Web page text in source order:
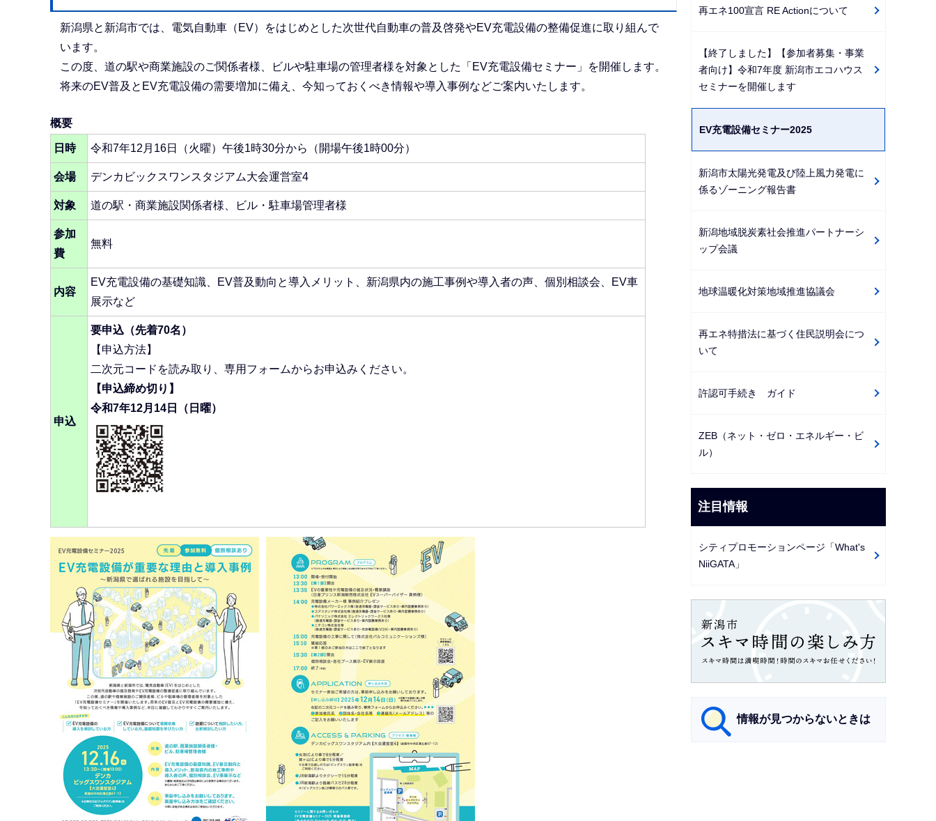
新潟県と新潟市では、電気自動車（EV）をはじめとした次世代自動車の普及啓発やEV充電設備の整備促進に取り組んで
います。
この度、道の駅や商業施設のご関係者様、ビルや駐車場の管理者様を対象とした「EV充電設備セミナー」を開催します。
将来のEV普及とEV充電設備の需要増加に備え、今知っておくべき情報や導入事例などご案内いたします。
概要
日時 令和7年12月16日（火曜）午後1時30分から（開場午後1時00分）
会場 デンカビックスワンスタジアム大会運営室4
対象 道の駅・商業施設関係者様、ビル・駐車場管理者様
参加
費
無料
内容
EV充電設備の基礎知識、EV普及動向と導入メリット、新潟県内の施工事例や導入者の声、個別相談会、EV車
展示など
申込
要申込（先着70名）
【申込方法】
二次元コードを読み取り、専用フォームからお申込みください。
【申込締め切り】
令和7年12月14日（日曜）
こ再エネ100宣言 RE Actionについて
【終了しました】【参加者募集・事業
者向け】令和7年度 新潟市エコハウス
セミナーを開催します
EV充電設備セミナー2025
新潟市太陽光発電及び陸上風力発電に
係るゾーニング報告書
新潟地域脱炭素社会推進パートナーシ
ップ会議
地球温暖化対策地域推進協議会
再エネ特措法に基づく住民説明会につ
いて
許認可手続き ガイド
ZEB（ネット・ゼロ・エネルギー・ビ
ル）
注目情報
シティプロモーションページ「What's
NiiGATA」
情報が見つからないときは